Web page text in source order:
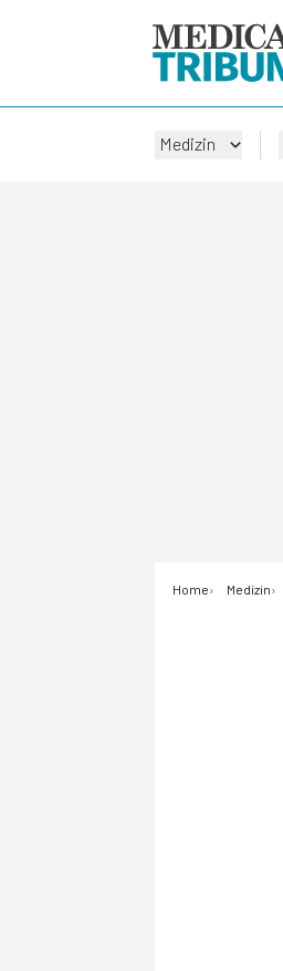
Medizin
Home Medizin